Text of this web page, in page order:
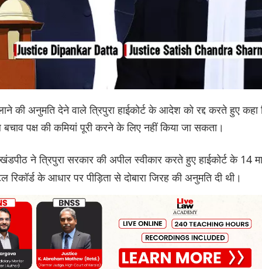
की अनुमति देने वाले त्रिपुरा हाईकोर्ट के आदेश को रद्द करते हुए कहा
पक्ष की कमियां पूरी करने के लिए नहीं किया जा सकता।
ने त्रिपुरा सरकार की अपील स्वीकार करते हुए हाईकोर्ट के 14
के आधार पर पीड़िता से दोबारा जिरह की अनुमति दी थी।